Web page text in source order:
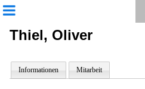
Thiel, Oliver
Informationen Mitarbeit